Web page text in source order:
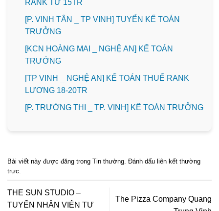
RANK TỪ 15TR
[P. VINH TÂN _ TP VINH] TUYỂN KẾ TOÁN
TRƯỞNG
️[KCN HOÀNG MAI _ NGHỆ AN] KẾ TOÁN
TRƯỞNG
[TP VINH _ NGHỆ AN] KẾ TOÁN THUẾ RANK
LƯƠNG 18-20TR
️[P. TRƯỜNG THI _ TP. VINH] KẾ TOÁN TRƯỞNG
Bài viết này được đăng trong Tin thường . Đánh dấu liên kết thường
trực
THE SUN STUDIO –
TUYỂN NHÂN VIÊN TƯ
The Pizza Company Quang